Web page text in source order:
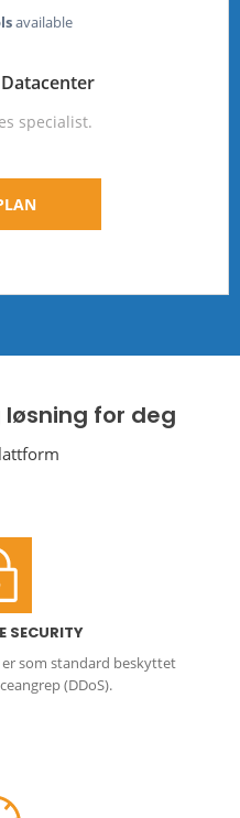
available
specialist.
for deg
SECURITY
som standard beskyttet
(DDoS).